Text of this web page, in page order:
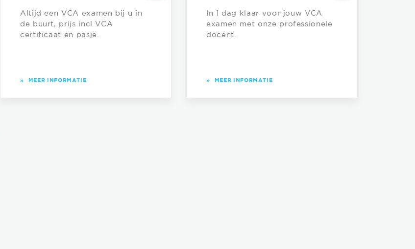
Altijd een VCA examen bij u in
de buurt, prijs incl VCA
certificaat en pasje.
» MEER INFORMATIE
In 1 dag klaar voor jouw VCA
examen met onze professionele
docent.
» MEER INFORMATIE